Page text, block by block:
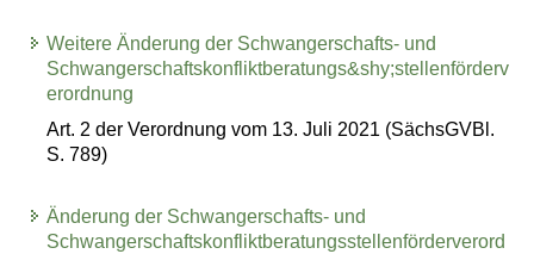
Weitere Änderung der Schwangerschafts- und
Schwangerschaftskonfliktberatungs&shy;stellenförderv
erordnung
Art. 2 der Verordnung vom 13. Juli 2021 (SächsGVBl.
S. 789)
Änderung der Schwangerschafts- und
Schwangerschaftskonfliktberatungsstellenförderverord